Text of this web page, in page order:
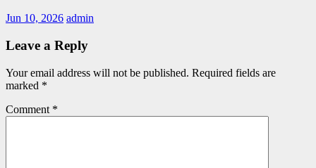
Jun 10, 2026 admin
Leave a Reply
Your email address will not be published. Required fields are
marked *
Comment *